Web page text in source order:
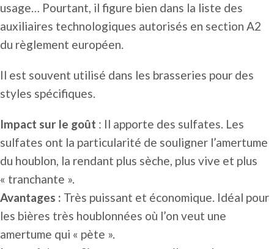
usage… Pourtant, il figure bien dans la liste des
auxiliaires technologiques autorisés en section A2
du règlement européen.
Il est souvent utilisé dans les brasseries pour des
styles spécifiques.
Impact sur le goût : Il apporte des sulfates. Les
sulfates ont la particularité de souligner l’amertume
du houblon, la rendant plus sèche, plus vive et plus
« tranchante ».
Avantages : Très puissant et économique. Idéal pour
les bières très houblonnées où l’on veut une
amertume qui « pète ».